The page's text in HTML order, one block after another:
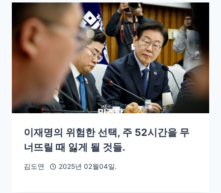
이재명의 위험한 선택, 주 52시간을 무
너뜨릴 때 잃게 될 것들.
김도연 2025년 02월04일.